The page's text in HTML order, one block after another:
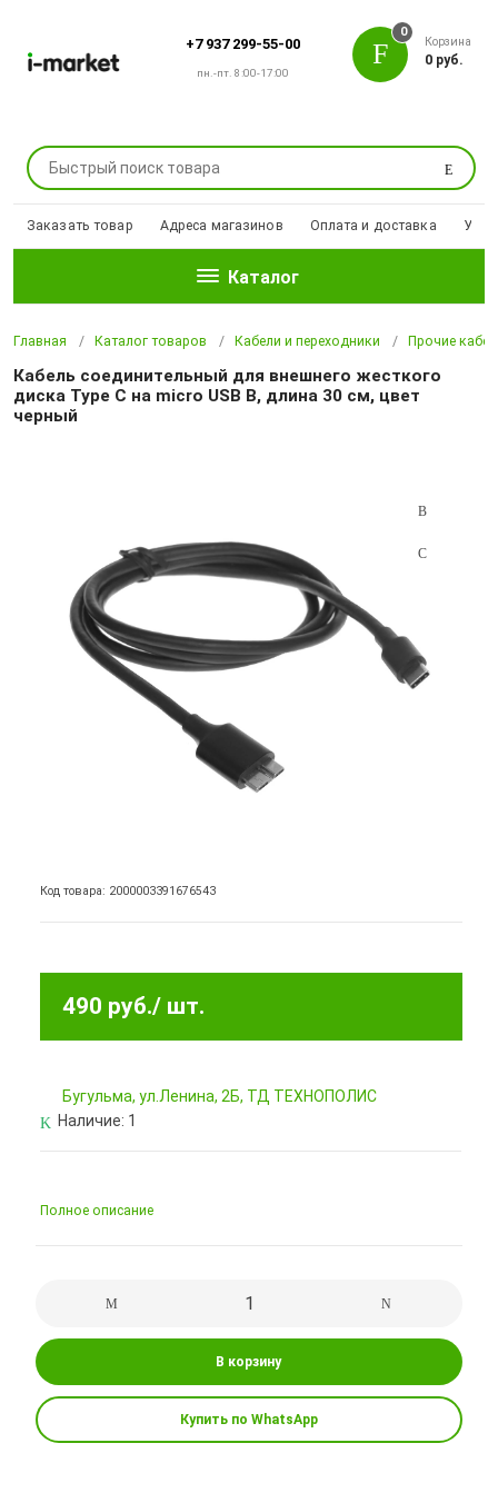
+7 937 299-55-00
пн.-пт. 8:00-17:00
Поиск
0
Корзина
0 руб.
Заказать товар Адреса магазинов Оплата и доставка
Каталог
Главная Каталог товаров Кабели и переходники Прочие
Кабель соединительный для внешнего жесткого
диска Type C на micro USB B, длина 30 см, цвет
черный
Код товара: 2000003391676543
490 руб./ шт.
Бугульма, ул.Ленина, 2Б, ТД ТЕХНОПОЛИС
Наличие: 1
Полное описание
В корзину
Купить по WhatsApp